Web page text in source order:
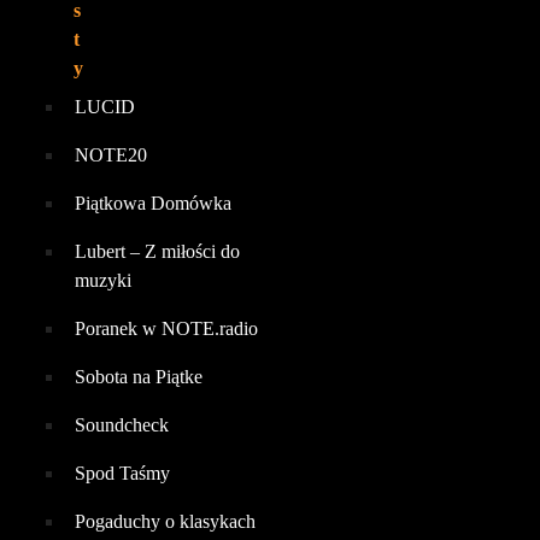
s
t
y
LUCID
NOTE20
Piątkowa Domówka
Lubert – Z miłości do
muzyki
Poranek w NOTE.radio
Sobota na Piątke
Soundcheck
Spod Taśmy
Pogaduchy o klasykach